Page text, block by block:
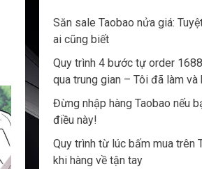
Săn sale Taobao nửa giá:
ai cũng biết
Quy trình 4 bước tự order
qua trung gian – Tôi đã làm
Đừng nhập hàng Taobao nếu
điều này!
Quy trình từ lúc bấm mua trên
khi hàng về tận tay